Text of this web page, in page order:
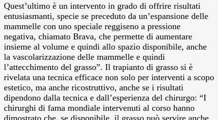
Quest’ultimo è un intervento in grado di offrire risultati
entusiasmanti, specie se preceduto da un’espansione delle
mammelle con uno speciale reggiseno a pressione
negativa, chiamato Brava, che permette di aumentare
insieme al volume e quindi allo spazio disponibile, anche
la vascolarizzazione delle mammelle e quindi
l’attecchimento del grasso”. Il trapianto di grasso si è
rivelata una tecnica efficace non solo per interventi a scopo
estetico, ma anche ricostruttivo, anche se i risultati
dipendono dalla tecnica e dall’esperienza del chirurgo: “I
chirurghi di fama mondiale intervenuti al corso hanno
dimostrato che, se disponibile, il grasso può servire anche